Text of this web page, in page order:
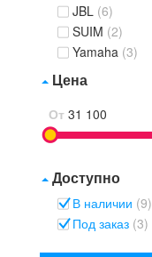
JBL (6)
SUIM (2)
Yamaha (3)
Цена
От 31 100
Доступно
В наличии (9)
Под заказ (3)